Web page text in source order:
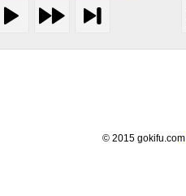
© 2015 gokifu.com